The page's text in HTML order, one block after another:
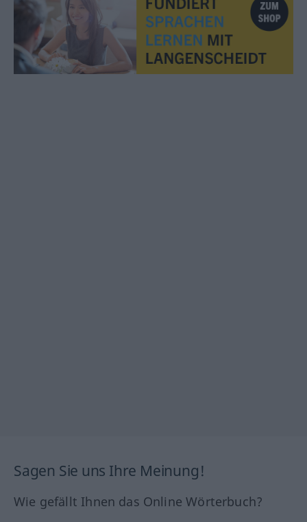
Sagen Sie uns Ihre Meinung!
Wie gefällt Ihnen das Online Wörterbuch?